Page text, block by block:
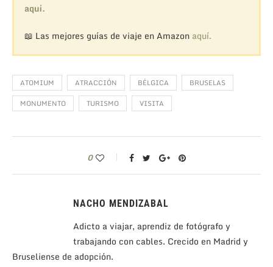
aquí.
📖 Las mejores guías de viaje en Amazon aquí.
ATOMIUM ATRACCIÓN BÉLGICA
BRUSELAS
MONUMENTO
TURISMO VISITA
0
NACHO MENDIZABAL
Adicto a viajar, aprendiz de fotógrafo y
trabajando con cables. Crecido en Madrid y
Bruseliense de adopción.